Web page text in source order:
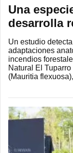
Una
desarrolla
Un estudio
adaptaciones
incendios
Natural El
(Mauritia